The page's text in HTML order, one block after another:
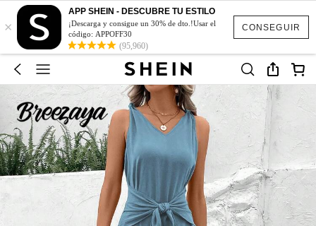
CONSEGUIR
×
APP SHEIN - DESCUBRE TU ESTILO
¡Descarga y consigue un 30% de dto.!Usar el
código: APPOFF30
(95,960)